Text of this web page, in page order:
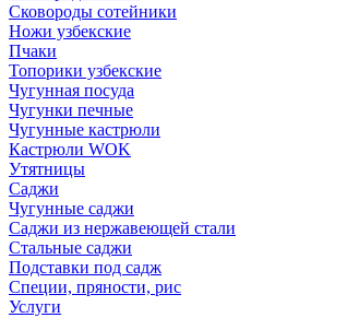
Сковороды сотейники
Ножи узбекские
Пчаки
Топорики узбекские
Чугунная посуда
Чугунки печные
Чугунные кастрюли
Кастрюли WOK
Утятницы
Саджи
Чугунные саджи
Саджи из нержавеющей стали
Стальные саджи
Подставки под садж
Специи, пряности, рис
Услуги